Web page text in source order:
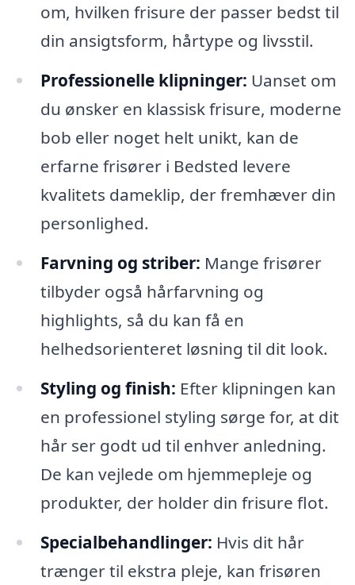
om, hvilken frisure der passer bedst til
din ansigtsform, hårtype og livsstil.
Professionelle klipninger: Uanset om
du ønsker en klassisk frisure, moderne
bob eller noget helt unikt, kan de
erfarne frisører i Bedsted levere
kvalitets dameklip, der fremhæver din
personlighed.
Farvning og striber: Mange frisører
tilbyder også hårfarvning og
highlights, så du kan få en
helhedsorienteret løsning til dit look.
Styling og finish: Efter klipningen kan
en professionel styling sørge for, at dit
hår ser godt ud til enhver anledning.
De kan vejlede om hjemmepleje og
produkter, der holder din frisure flot.
Specialbehandlinger: Hvis dit hår
trænger til ekstra pleje, kan frisøren